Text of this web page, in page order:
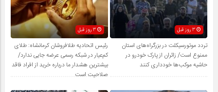
3 روز قبل
تردد موتورسیکلت در بزرگراه‌های استان
ممنوع است/ زائران از پارک خودرو در
حاشیه موکب‌ها خودداری کنند
رئیس اتحادیه طلافروشان کرمانشاه: طلای
کم‌عیار در شبکه رسمی عرضه جایی ندارد/
بیشترین هشدار ما درباره خرید از افراد فاقد
صلاحیت است